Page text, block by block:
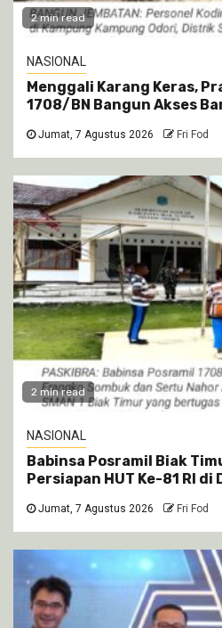
2 min read
NASIONAL
Menggali Karang Keras,
1708/BN Bangun Akses
Jumat, 7 Agustus 2026 Fri Fod
2 min read
NASIONAL
Babinsa Posramil Biak
Persiapan HUT Ke-81 RI
Jumat, 7 Agustus 2026 Fri Fod